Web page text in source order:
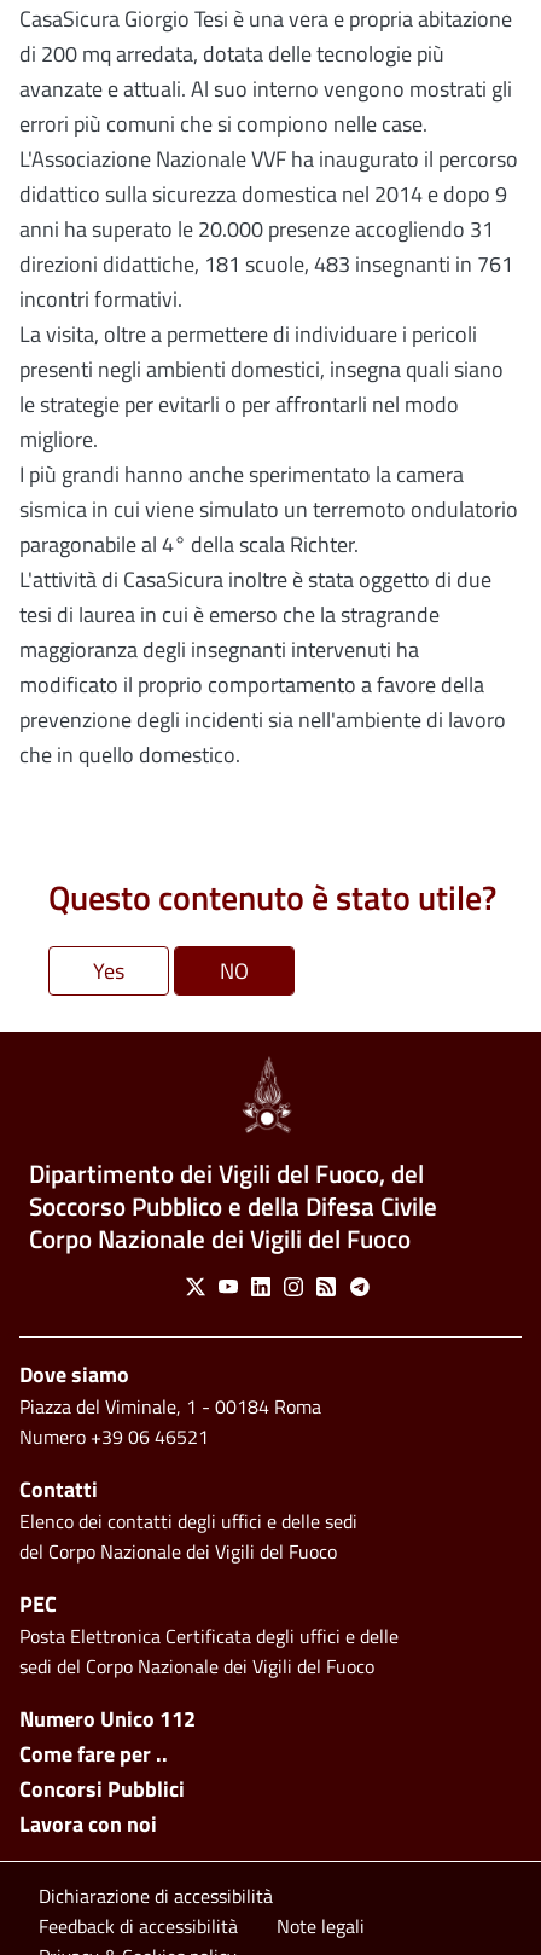
CasaSicura Giorgio Tesi è una vera e propria abitazione
di 200 mq arredata, dotata delle tecnologie più
avanzate e attuali. Al suo interno vengono mostrati gli
errori più comuni che si compiono nelle case.
L'Associazione Nazionale VVF ha inaugurato il percorso
didattico sulla sicurezza domestica nel 2014 e dopo 9
anni ha superato le 20.000 presenze accogliendo 31
direzioni didattiche, 181 scuole, 483 insegnanti in 761
incontri formativi.
La visita, oltre a permettere di individuare i pericoli
presenti negli ambienti domestici, insegna quali siano
le strategie per evitarli o per affrontarli nel modo
migliore.
I più grandi hanno anche sperimentato la camera
sismica in cui viene simulato un terremoto ondulatorio
paragonabile al 4° della scala Richter.
L'attività di CasaSicura inoltre è stata oggetto di due
tesi di laurea in cui è emerso che la stragrande
maggioranza degli insegnanti intervenuti ha
modificato il proprio comportamento a favore della
prevenzione degli incidenti sia nell'ambiente di lavoro
che in quello domestico.
Questo contenuto è stato utile?
Dipartimento dei Vigili del Fuoco, del
Soccorso Pubblico e della Difesa Civile
Corpo Nazionale dei Vigili del Fuoco
Social Menu
X YoutubeLinkedinInstagram
Feed Telegram
Footer side menu
Numero Unico 112
Come fare per ..
Concorsi Pubblici
Lavora con noi
Footer
Dove siamo
Piazza del Viminale, 1 - 00184 Roma
Numero +39 06 46521
Contatti
Elenco dei contatti degli uffici e delle sedi
del Corpo Nazionale dei Vigili del Fuoco
PEC
Posta Elettronica Certificata degli uffici e delle
sedi del Corpo Nazionale dei Vigili del Fuoco
Footer bottom
Dichiarazione di accessibilità
Feedback di accessibilità
Note legali